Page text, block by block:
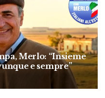
Merlo: “Insieme
e sempre”